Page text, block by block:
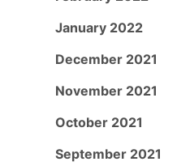
January 2022
December 2021
November 2021
October 2021
September 2021